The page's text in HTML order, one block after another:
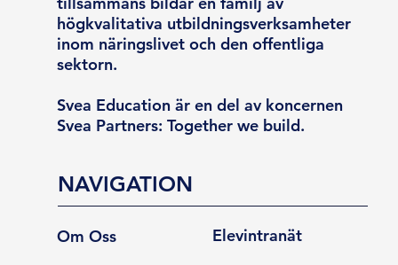
högkvalitativa utbildningsverksamheter
inom näringslivet och den offentliga
sektorn.
Svea Education är en del av koncernen
Svea Partners: Together we build.
NAVIGATION
Om Oss Elevintranät